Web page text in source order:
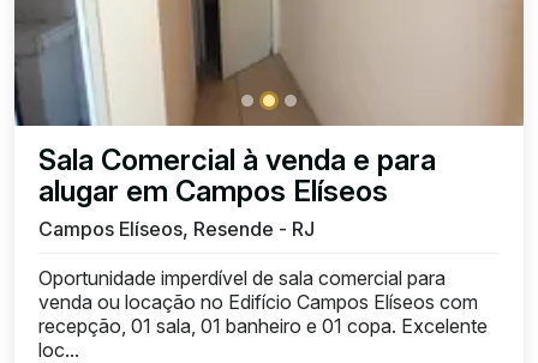
Sala Comercial à venda e para
alugar em Campos Elíseos
Campos Elíseos, Resende - RJ
Oportunidade imperdível de sala comercial para
venda ou locação no Edifício Campos Elíseos com
recepção, 01 sala, 01 banheiro e 01 copa. Excelente
loc...